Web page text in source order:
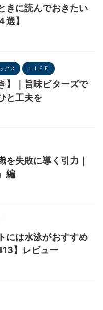
きに読んでおきたい
】
クス ＬＩＦＥ
】｜旨味ビターズで
と工夫を
を失敗に導く引力｜
編
には水泳がおすすめ
】レビュー